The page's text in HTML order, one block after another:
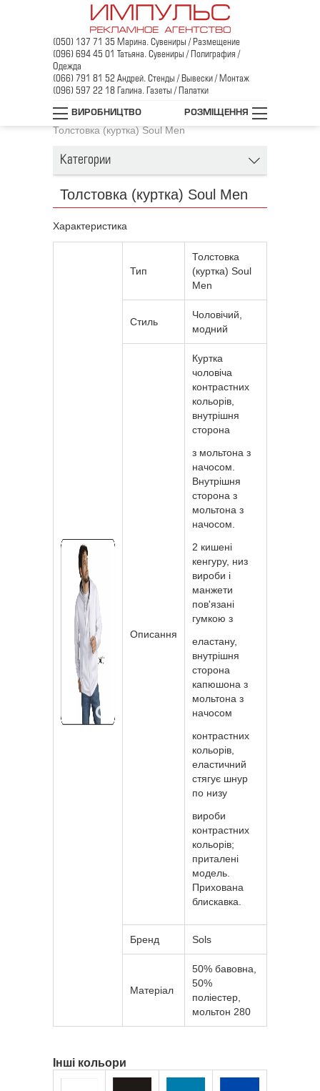
(050) 137 71 35 Марина. Сувениры / Размещение
(096) 694 45 01 Татьяна. Сувениры / Полиграфия /
Одежда
(066) 791 81 52 Андрей. Стенды / Вывески / Монтаж
(096) 597 22 18 Галина. Газеты / Палатки
ВИРОБНИЦТВО РОЗМІЩЕННЯ
Головна / Промо одяг
Реглани, толстовки, світшоти
Толстовка (куртка) Soul Men
Категории
Толстовка (куртка) Soul Men
Характеристика
Тип
Толстовка
(куртка) Soul
Men
Стиль
Чоловічий,
модний
Описання
Куртка
чоловіча
контрастних
кольорів,
внутрішня
сторона
з мольтона з
начосом.
Внутрішня
сторона з
мольтона з
начосом.
2 кишені
кенгуру, низ
вироби і
манжети
пов'язані
гумкою з
еластану,
внутрішня
сторона
капюшона з
мольтона з
начосом
контрастних
кольорів,
еластичний
стягує шнур
по низу
вироби
контрастних
кольорів;
приталені
модель.
Прихована
блискавка.
Бренд Sols
Матеріал
50% бавовна,
50%
поліестер,
мольтон 280
Інші кольори